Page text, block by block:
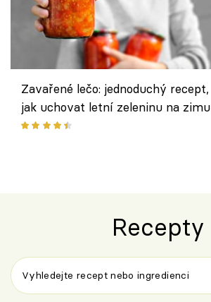
Zavařené lečo: jednoduchý recept,
jak uchovat letní zeleninu na zimu
Recepty